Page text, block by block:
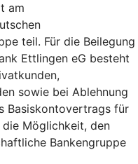
am
teil. Für die Beilegung
Ettlingen eG besteht
sowie bei Ablehnung
Basiskontovertrags für
Möglichkeit, den
Bankengruppe